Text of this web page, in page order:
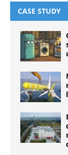
CASE STUDY